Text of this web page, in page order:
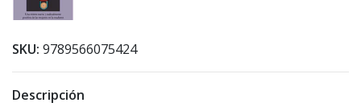
SKU: 9789566075424
Descripción